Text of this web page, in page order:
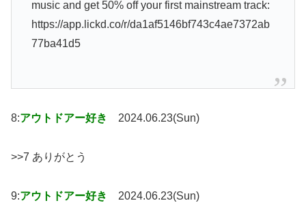
music and get 50% off your first mainstream track:
https://app.lickd.co/r/da1af5146bf743c4ae7372ab
77ba41d5
8:アウトドアー好き 2024.06.23(Sun)
>>7 ありがとう
9:アウトドアー好き 2024.06.23(Sun)